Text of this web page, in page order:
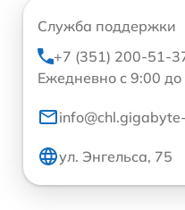
Служба поддержки
+7 (351) 200-51-
Ежедневно с 9:00
ул. Энгельса, 75